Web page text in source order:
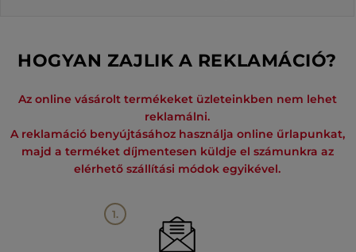
HOGYAN ZAJLIK A REKLAMÁCIÓ?
Az online vásárolt termékeket üzleteinkben nem lehet
reklamálni.
A reklamáció benyújtásához használja online űrlapunkat,
majd a terméket díjmentesen küldje el számunkra az
elérhető szállítási módok egyikével.
1.